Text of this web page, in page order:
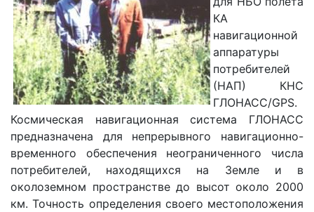
КА
навигационной
аппаратуры
потребителей
(НАП) КНС
ГЛОНАСС/GPS.
Космическая навигационная система ГЛОНАСС
предназначена для непрерывного навигационно-
временного обеспечения неограниченного числа
потребителей, находящихся на Земле и в
околоземном пространстве до высот около 2000
км. Точность определения своего местоположения